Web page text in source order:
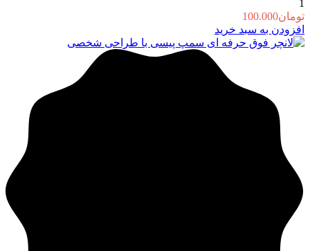
1
تومان100.000
افزودن به سبد خرید